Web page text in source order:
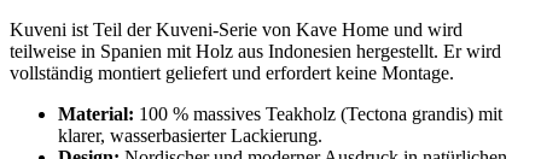
Kuveni ist Teil der Kuveni-Serie von Kave Home und wird
teilweise in Spanien mit Holz aus Indonesien hergestellt. Er wird
vollständig montiert geliefert und erfordert keine Montage.
Material: 100 % massives Teakholz (Tectona grandis) mit
klarer, wasserbasierter Lackierung.